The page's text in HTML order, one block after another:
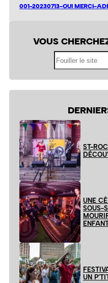
001-20230713-OUI MERCI-
VOUS
ST-
UNE
SOUS-
UN